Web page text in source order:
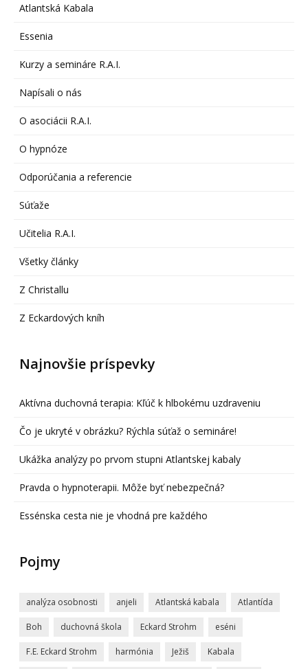
Atlantská Kabala
Essenia
Kurzy a semináre R.A.I.
Napísali o nás
O asociácii R.A.I.
O hypnóze
Odporúčania a referencie
Súťaže
Učitelia R.A.I.
Všetky články
Z Christallu
Z Eckardových kníh
Najnovšie príspevky
Aktívna duchovná terapia: Kľúč k hlbokému uzdraveniu
Čo je ukryté v obrázku? Rýchla súťaž o semináre!
Ukážka analýzy po prvom stupni Atlantskej kabaly
Pravda o hypnoterapii. Môže byť nebezpečná?
Essénska cesta nie je vhodná pre každého
Pojmy
analýza osobnosti anjeli Atlantská kabala Atlantída
Boh duchovná škola Eckard Strohm eséni
F.E. Eckard Strohm harmónia Ježiš Kabala